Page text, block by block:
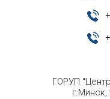
+
+
ГОРУП